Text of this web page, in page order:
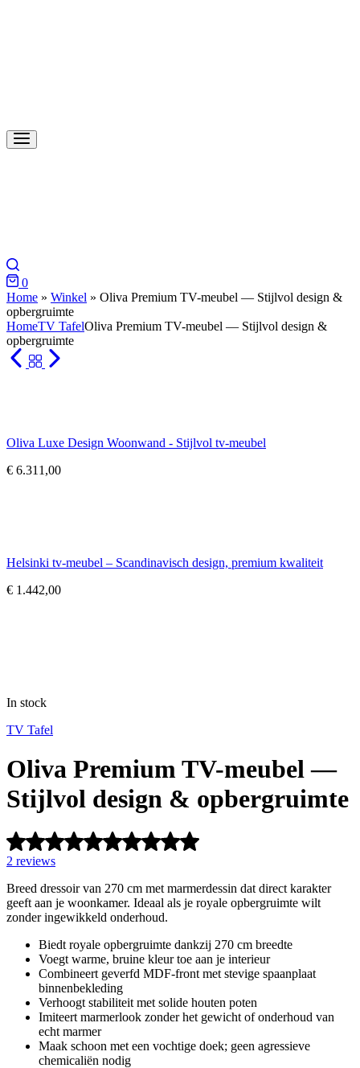
0
Home » Winkel » Oliva Premium TV-meubel — Stijlvol design &
opbergruimte
HomeTV TafelOliva Premium TV-meubel — Stijlvol design &
opbergruimte
Oliva Luxe Design Woonwand - Stijlvol tv-meubel
€ 6.311,00
Helsinki tv-meubel – Scandinavisch design, premium kwaliteit
€ 1.442,00
In stock
TV Tafel
Oliva Premium TV-meubel —
Stijlvol design & opbergruimte
2 reviews
Breed dressoir van 270 cm met marmerdessin dat direct karakter
geeft aan je woonkamer. Ideaal als je royale opbergruimte wilt
zonder ingewikkeld onderhoud.
Biedt royale opbergruimte dankzij 270 cm breedte
Voegt warme, bruine kleur toe aan je interieur
Combineert geverfd MDF-front met stevige spaanplaat
binnenbekleding
Verhoogt stabiliteit met solide houten poten
Imiteert marmerlook zonder het gewicht of onderhoud van
echt marmer
Maak schoon met een vochtige doek; geen agressieve
chemicaliën nodig